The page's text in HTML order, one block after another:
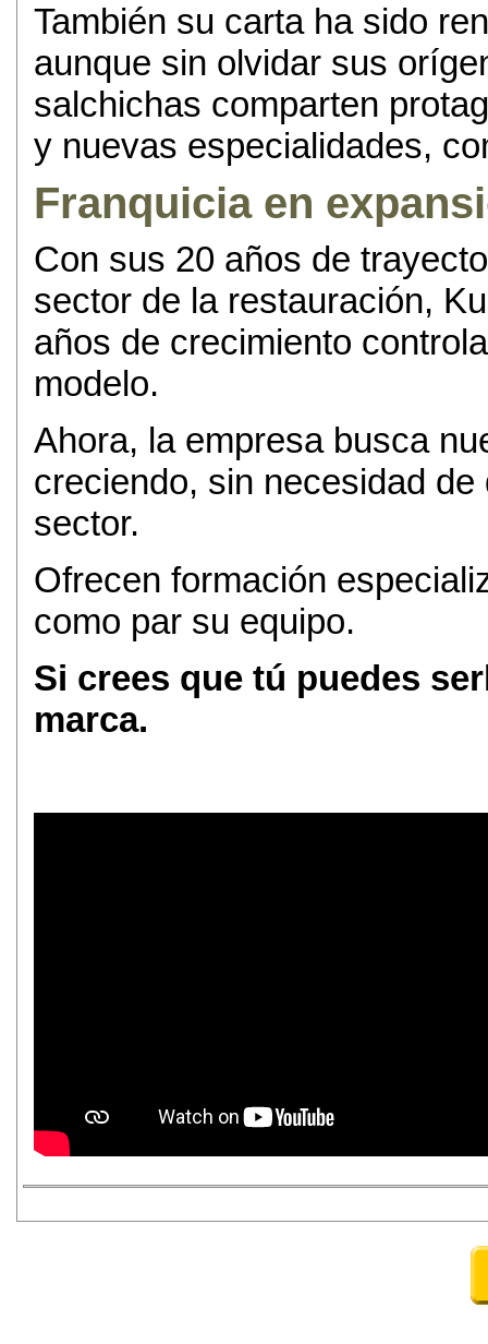
También su carta ha sido
aunque sin olvidar sus
salchichas comparten
y nuevas especialidades,
Franquicia en
Con sus 20 años de
sector de la restauración,
años de crecimiento
modelo.
Ahora, la empresa busca
creciendo, sin necesidad
sector.
Ofrecen formación
como par su equipo.
Si crees que tú puedes
marca.